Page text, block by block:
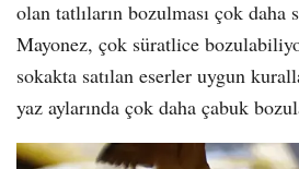
olan tatlıların bozulması çok daha
Mayonez, çok süratlice
sokakta satılan eserler uygun
yaz aylarında çok daha çabuk